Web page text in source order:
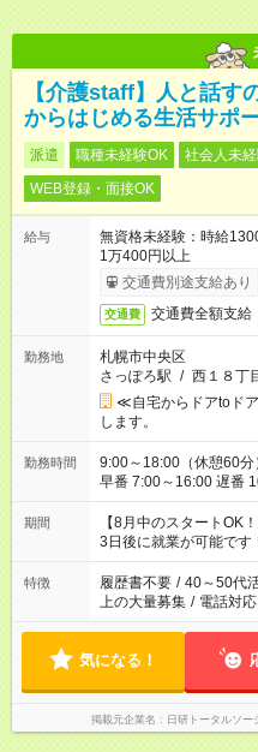
【介護staff】人と話す
からはじめる生活サポ
派遣 職種未経験OK 社会人未
WEB登録・面接OK
給与
無資格未経験：時給
1万400円以上
交通費別途支給あり
交通費 交通費全額支給
勤務地
札幌市中央区
さっぽろ駅 / 西１８丁
≪自宅からドアtoド
します。
勤務時間
9:00～18:00（休憩60分） ■ご希望があれば下記シフトも
早番 7:00～16:00 遅番
族と休みを合わせたい
「できれば残業はした
ね。 ※Wワーク希望の方へ 今ご覧のお仕事で希望する勤務時間
と、もう1つのお仕事の
合は応募できません。
期間
【8月中のスタート
3日後に就業が可能です
特徴 履歴書不要 / 40～50代
上の大量募集 / 電話対
気になる！
掲載元企業名 日研トータルソ